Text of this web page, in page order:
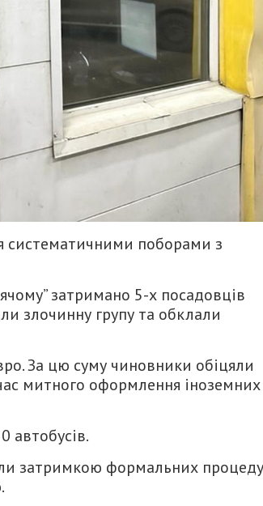
систематичними поборами з
затримано 5-х посадовців
злочинну групу та обклали
За цю суму чиновники обіцяли
митного оформлення іноземних
автобусів.
затримкою формальних